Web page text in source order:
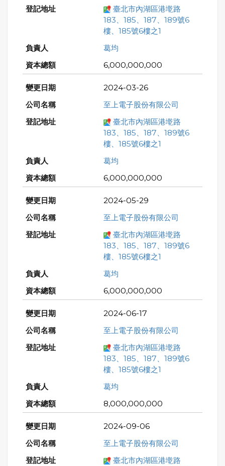
臺北市內湖區港墘路
183、185、187、189號6
樓、185號6樓之1
葛均
6,000,000,000
2024-03-26
至上電子股份有限公司
臺北市內湖區港墘路
183、185、187、189號6
樓、185號6樓之1
葛均
6,000,000,000
2024-05-29
至上電子股份有限公司
臺北市內湖區港墘路
183、185、187、189號6
樓、185號6樓之1
葛均
6,000,000,000
2024-06-17
至上電子股份有限公司
臺北市內湖區港墘路
183、185、187、189號6
樓、185號6樓之1
葛均
8,000,000,000
2024-09-06
至上電子股份有限公司
臺北市內湖區港墘路